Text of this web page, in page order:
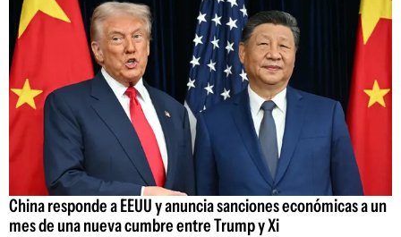
China responde a EEUU y anuncia sanciones económicas a un
mes de una nueva cumbre entre Trump y Xi